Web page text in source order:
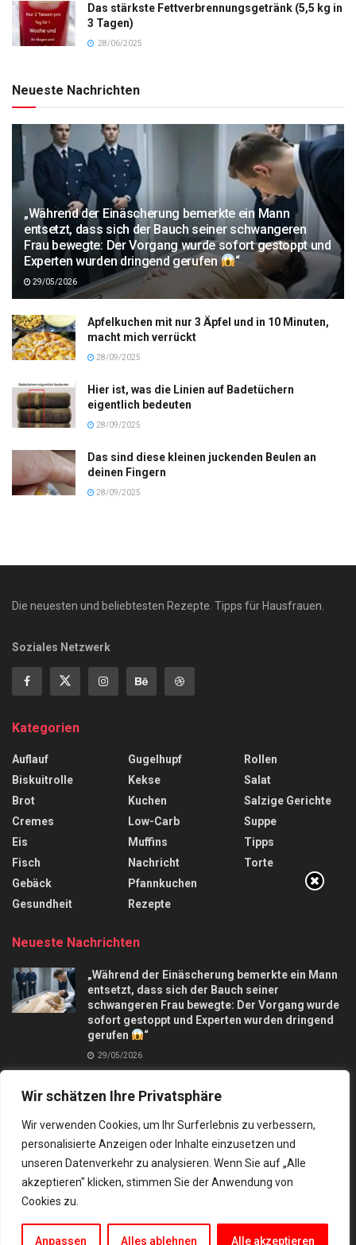
Wir schätzen Ihre Privatsphäre
Wir verwenden Cookies, um Ihr Surferlebnis zu verbessern,
personalisierte Anzeigen oder Inhalte einzusetzen und
unseren Datenverkehr zu analysieren. Wenn Sie auf „Alle
akzeptieren" klicken, stimmen Sie der Anwendung von
Cookies zu.
Anpassen Alles ablehnen Alle akzeptieren
Das stärkste Fettverbrennungsgetränk (5,5 kg in
3 Tagen)
28/06/2025
Neueste Nachrichten
„Während der Einäscherung bemerkte ein Mann
entsetzt, dass sich der Bauch seiner schwangeren
Frau bewegte: Der Vorgang wurde sofort gestoppt und
Experten wurden dringend gerufen
“
29/05/2026
Apfelkuchen mit nur 3 Äpfel und in 10 Minuten,
macht mich verrückt
28/09/2025
Hier ist, was die Linien auf Badetüchern
eigentlich bedeuten
28/09/2025
Das sind diese kleinen juckenden Beulen an
deinen Fingern
28/09/2025
Die neuesten und beliebtesten Rezepte. Tipps für Hausfrauen.
Soziales Netzwerk
Kategorien
Auflauf
Biskuitrolle
Brot
Cremes
Eis
Fisch
Gebäck
Gesundheit
Gugelhupf
Kekse
Kuchen
Low-Carb
Muffins
Nachricht
Pfannkuchen
Rezepte
Rollen
Salat
Salzige Gerichte
Suppe
Tipps
Torte
Neueste Nachrichten
„Während der Einäscherung bemerkte ein Mann
entsetzt, dass sich der Bauch seiner
schwangeren Frau bewegte: Der Vorgang wurde
sofort gestoppt und Experten wurden dringend
gerufen
“
29/05/2026
Apfelkuchen mit nur 3 Äpfel und in 10 Minuten,
macht mich verrückt
28/09/2025
Kontakt Datenschutz
© 2024 Besten rezepte und tipps